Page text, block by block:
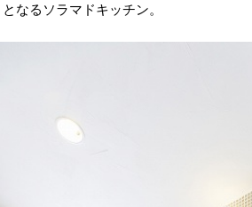
となるソラマドキッチン。